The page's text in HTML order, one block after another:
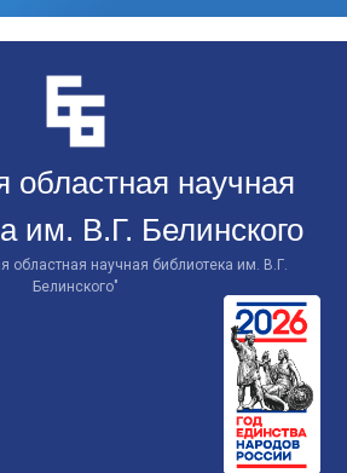
областная научная
им. В.Г. Белинского
областная научная библиотека им. В.Г.
Белинского"